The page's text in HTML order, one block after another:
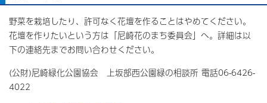
野菜を栽培したり、許可なく花壇を作ることはやめてください。
花壇を作りたいという方は「尼崎花のまち委員会」へ。詳細は以
下の連絡先までお問い合わせください。
(公財)尼崎緑化公園協会 上坂部西公園緑の相談所 電話06-6426-
4022